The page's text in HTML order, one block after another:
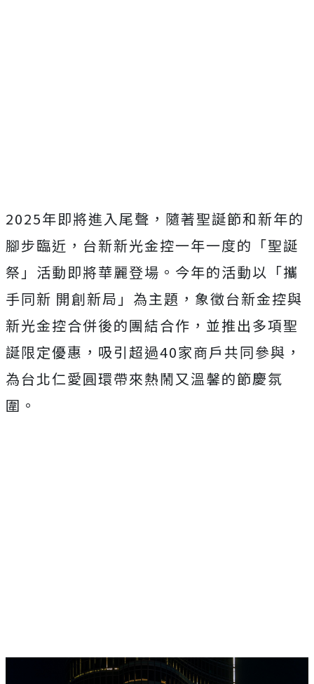
2025年即將進入尾聲，隨著聖誕節和新年的
腳步臨近，台新新光金控一年一度的「聖誕
祭」活動即將華麗登場。今年的活動以「攜
手同新 開創新局」為主題，象徵台新金控與
新光金控合併後的團結合作，並推出多項聖
誕限定優惠，吸引超過40家商戶共同參與，
為台北仁愛圓環帶來熱鬧又溫馨的節慶氛
圍。